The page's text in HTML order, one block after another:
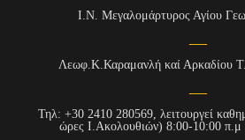
Ι.Ν. Μεγαλομάρτυρος Αγίου
Λεωφ.Κ.Καραμανλή καί Αρκαδίου
Τηλ: +30 2410 280569, λειτουργεί
ώρες Ι.Ακολουθιών) 8:00-10:00 π.μ